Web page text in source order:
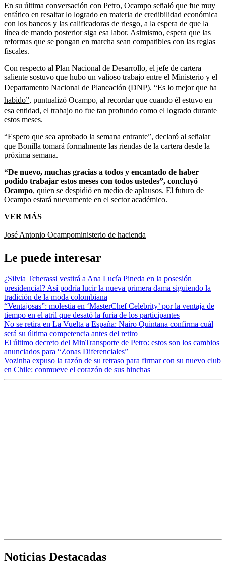
En su última conversación con Petro, Ocampo señaló que fue muy
enfático en resaltar lo logrado en materia de credibilidad económica
con los bancos y las calificadoras de riesgo, a la espera de que la
línea de mando posterior siga esa labor. Asimismo, espera que las
reformas que se pongan en marcha sean compatibles con las reglas
fiscales.
Con respecto al Plan Nacional de Desarrollo, el jefe de cartera
saliente sostuvo que hubo un valioso trabajo entre el Ministerio y el
Departamento Nacional de Planeación (DNP). “Es lo mejor que ha
habido”, puntualizó Ocampo, al recordar que cuando él estuvo en
esa entidad, el trabajo no fue tan profundo como el logrado durante
estos meses.
“Espero que sea aprobado la semana entrante”, declaró al señalar
que Bonilla tomará formalmente las riendas de la cartera desde la
próxima semana.
“De nuevo, muchas gracias a todos y encantado de haber
podido trabajar estos meses con todos ustedes”, concluyó
Ocampo, quien se despidió en medio de aplausos. El futuro de
Ocampo estará nuevamente en el sector académico.
VER MÁS
José Antonio Ocampoministerio de hacienda
Le puede interesar
¿Silvia Tcherassi vestirá a Ana Lucía Pineda en la posesión
presidencial? Así podría lucir la nueva primera dama siguiendo la
tradición de la moda colombiana
“Ventajosas”: molestia en ‘MasterChef Celebrity’ por la ventaja de
tiempo en el atril que desató la furia de los participantes
No se retira en La Vuelta a España: Nairo Quintana confirma cuál
será su última competencia antes del retiro
El último decreto del MinTransporte de Petro: estos son los cambios
anunciados para “Zonas Diferenciales”
Vozinha expuso la razón de su retraso para firmar con su nuevo club
en Chile: conmueve el corazón de sus hinchas
Noticias Destacadas